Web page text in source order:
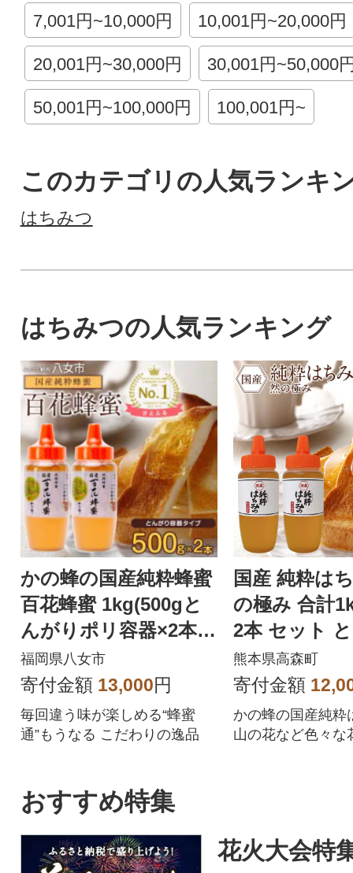
7,001円~10,000円 10,001円~20,000円
20,001円~30,000円 30,001円~50,000
50,001円~100,000円 100,001円~
このカテゴリの人気ランキ
はちみつ
はちみつの人気ランキング
かの蜂の国産純粋蜂蜜
百花蜂蜜 1kg(500gと
んがりポリ容器×2本)
八女市
福岡県八女市
寄付金額 13,000円
毎回違う味が楽しめる“蜂蜜
通”もうなる こだわりの逸品
国産 純粋は
の極み 合計
2本 セット
器 ポリ容器(
熊本県高森町
寄付金額
かの蜂の国産純粋
山の花など色々な
おすすめ特集
花火大会特